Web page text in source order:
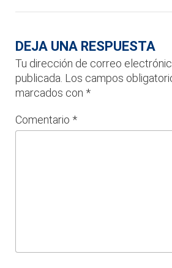
DEJA UNA RESPUESTA
Tu dirección de correo
publicada. Los campos
marcados con *
Comentario *